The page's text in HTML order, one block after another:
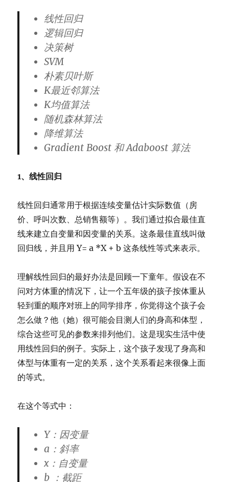
线性回归
逻辑回归
决策树
SVM
朴素贝叶斯
K最近邻算法
K均值算法
随机森林算法
降维算法
Gradient Boost 和 Adaboost 算法
1、线性回归
线性回归通常用于根据连续变量估计实际数值（房
价、呼叫次数、总销售额等）。我们通过拟合最佳直
线来建立自变量和因变量的关系。这条最佳直线叫做
回归线，并且用 Y= a *X + b 这条线性等式来表示。
理解线性回归的最好办法是回顾一下童年。假设在不
问对方体重的情况下，让一个五年级的孩子按体重从
轻到重的顺序对班上的同学排序，你觉得这个孩子会
怎么做？他（她）很可能会目测人们的身高和体型，
综合这些可见的参数来排列他们。这是现实生活中使
用线性回归的例子。实际上，这个孩子发现了身高和
体型与体重有一定的关系，这个关系看起来很像上面
的等式。
在这个等式中：
Y：因变量
a：斜率
x：自变量
b ：截距